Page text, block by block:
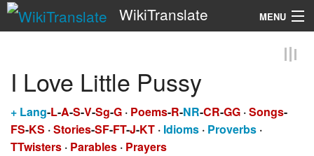
WikiTranslate MENU
I Love Little Pussy
+ Lang-L-A-S-V-Sg-G · Poems-R-NR-CR-GG ·Songs-
FS-KS ·Stories-SF-FT-J-KT · Idioms · Proverbs ·
TTwisters · Parables · Prayers